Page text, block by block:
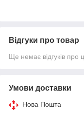
Відгуки про товар
Ще немає відгуків про
Умови доставки
Нова Пошта